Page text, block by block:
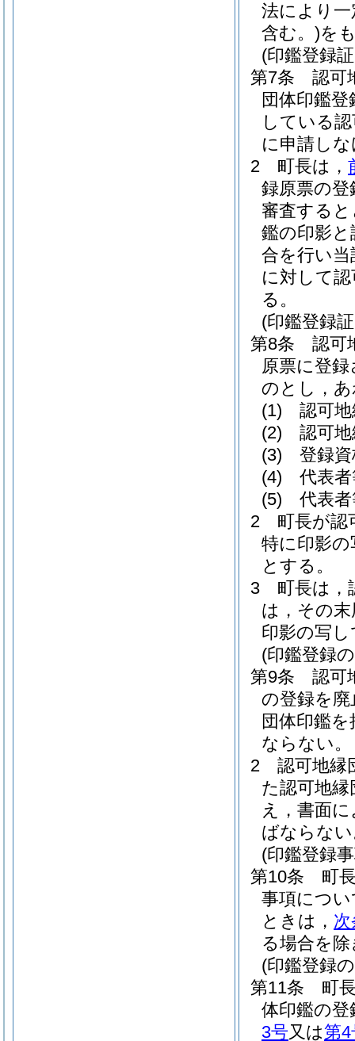
法により
含む。)を
(印鑑登録
第7条
認可
団体印鑑
している
に申請し
2
町長は，
録原票の登
審査する
鑑の印影
合を行い
に対して
る。
(印鑑登録
第8条
認可
原票に登
のとし，
(1)
認可
(2)
認可
(3)
登録
(4)
代表
(5)
代表
2
町長が認
特に印影
とする。
3
町長は，
は，その
印影の写
(印鑑登録
第9条
認可
の登録を
団体印鑑
ならない。
2
認可地縁
た認可地
え，書面
ばならな
(印鑑登録
第10条
町
事項につ
ときは，
る場合を
(印鑑登録
第11条
町
体印鑑の
3号又は第4